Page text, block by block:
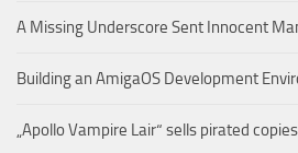
A Missing Underscore Sent Innocent
Building an AmigaOS Development
„Apollo Vampire Lair“ sells pirated